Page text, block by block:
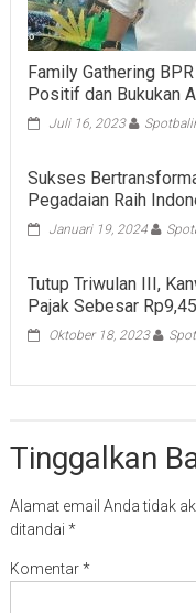
Family Gathering
Positif dan Bukukan
Juli 16, 2023
Sukses
Pegadaian Raih
Januari 19, 2024
Tutup Triwulan III,
Pajak Sebesar
Oktober 18, 2023
Tinggalkan
Alamat email Anda tidak
ditandai *
Komentar*